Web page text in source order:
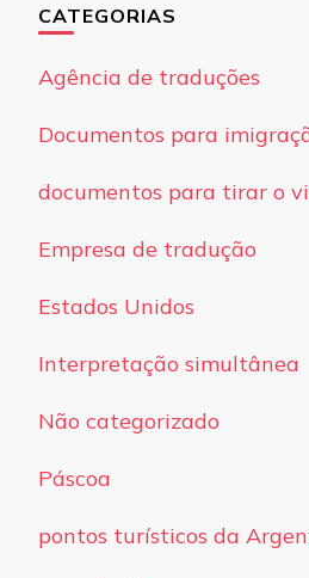
CATEGORIAS
Agência de traduções
Documentos para
documentos para tirar o
Empresa de tradução
Estados Unidos
Interpretação simultânea
Não categorizado
Páscoa
pontos turísticos da